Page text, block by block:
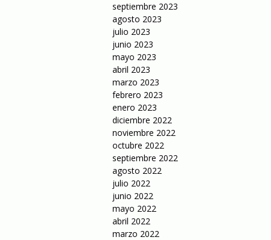
septiembre 2023
agosto 2023
julio 2023
junio 2023
mayo 2023
abril 2023
marzo 2023
febrero 2023
enero 2023
diciembre 2022
noviembre 2022
octubre 2022
septiembre 2022
agosto 2022
julio 2022
junio 2022
mayo 2022
abril 2022
marzo 2022